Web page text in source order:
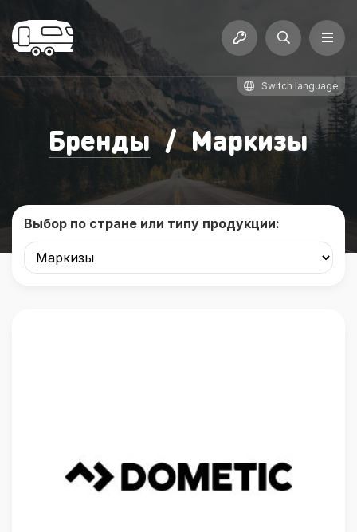
Switch language
Бренды / Маркизы
Выбор по стране или типу продукции: